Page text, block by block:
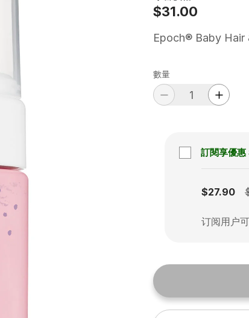
$31.00
Epoch® Baby Hair
數量
訂閱享優惠
$27.90
订阅用户